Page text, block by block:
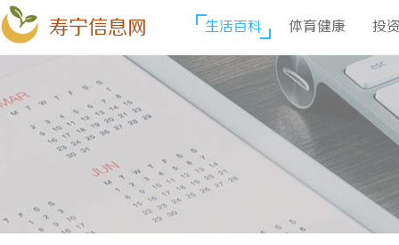
寿宁信息网 生活百科 体育健康 投